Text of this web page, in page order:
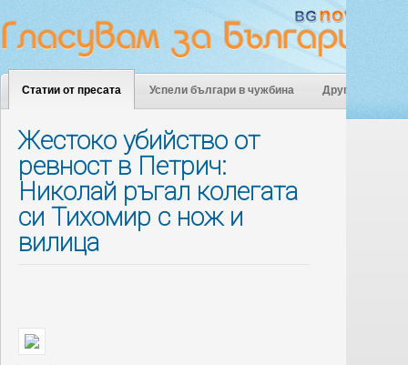
Статии от пресата Успели българи в чужбина Други
Жестоко убийство от
ревност в Петрич:
Николай ръгал колегата
си Тихомир с нож и
вилица